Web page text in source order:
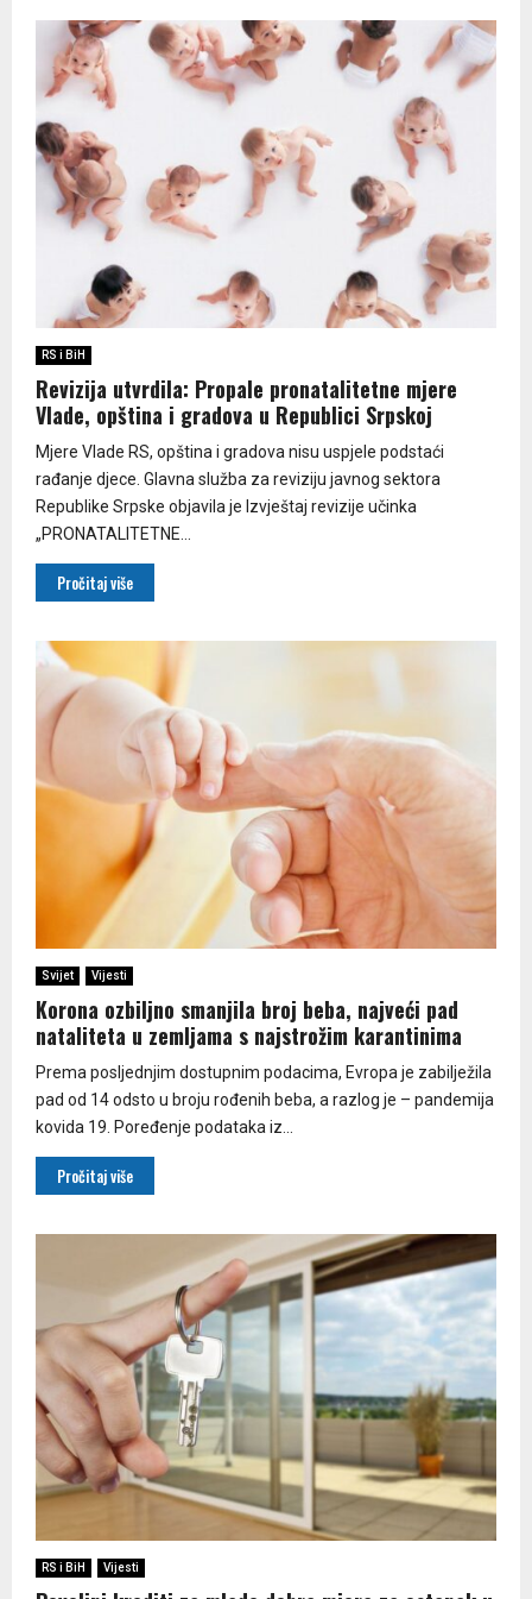
RS i BiH
Revizija utvrdila: Propale pronatalitetne mjere
Vlade, opština i gradova u Republici Srpskoj
Mjere Vlade RS, opština i gradova nisu uspjele podstaći
rađanje djece. Glavna služba za reviziju javnog sektora
Republike Srpske objavila je Izvještaj revizije učinka
„PRONATALITETNE...
Pročitaj više
Svijet Vijesti
Korona ozbiljno smanjila broj beba, najveći pad
nataliteta u zemljama s najstrožim karantinima
Prema posljednjim dostupnim podacima, Evropa je zabilježila
pad od 14 odsto u broju rođenih beba, a razlog je – pandemija
kovida 19. Poređenje podataka iz...
Pročitaj više
RS i BiH Vijesti